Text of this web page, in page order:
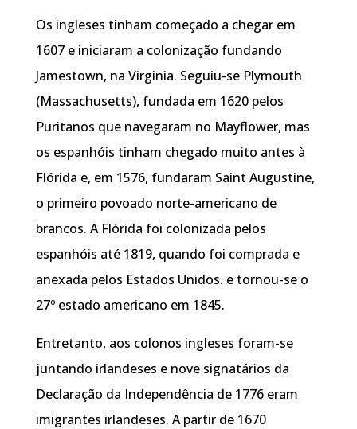
Os ingleses tinham começado a chegar em
1607 e iniciaram a colonização fundando
Jamestown, na Virginia. Seguiu-se Plymouth
(Massachusetts), fundada em 1620 pelos
Puritanos que navegaram no Mayflower, mas
os espanhóis tinham chegado muito antes à
Flórida e, em 1576, fundaram Saint Augustine,
o primeiro povoado norte-americano de
brancos. A Flórida foi colonizada pelos
espanhóis até 1819, quando foi comprada e
anexada pelos Estados Unidos. e tornou-se o
27º estado americano em 1845.
Entretanto, aos colonos ingleses foram-se
juntando irlandeses e nove signatários da
Declaração da Independência de 1776 eram
imigrantes irlandeses. A partir de 1670